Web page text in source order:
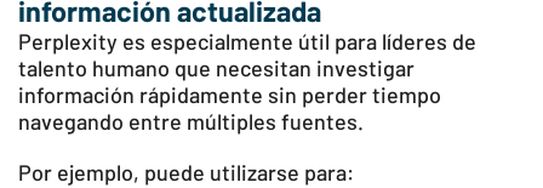
información actualizada
Perplexity es especialmente útil para líderes de
talento humano que necesitan investigar
información rápidamente sin perder tiempo
navegando entre múltiples fuentes.
Por ejemplo, puede utilizarse para: